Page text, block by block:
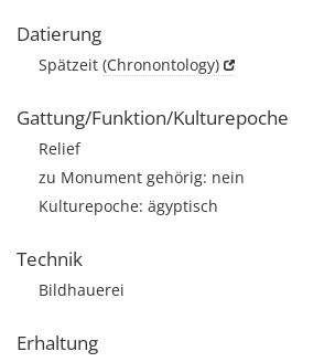
Datierung
Spätzeit (Chronontology)
Gattung/Funktion/Kulturepoche
Relief
zu Monument gehörig: nein
Kulturepoche: ägyptisch
Technik
Bildhauerei
Erhaltung